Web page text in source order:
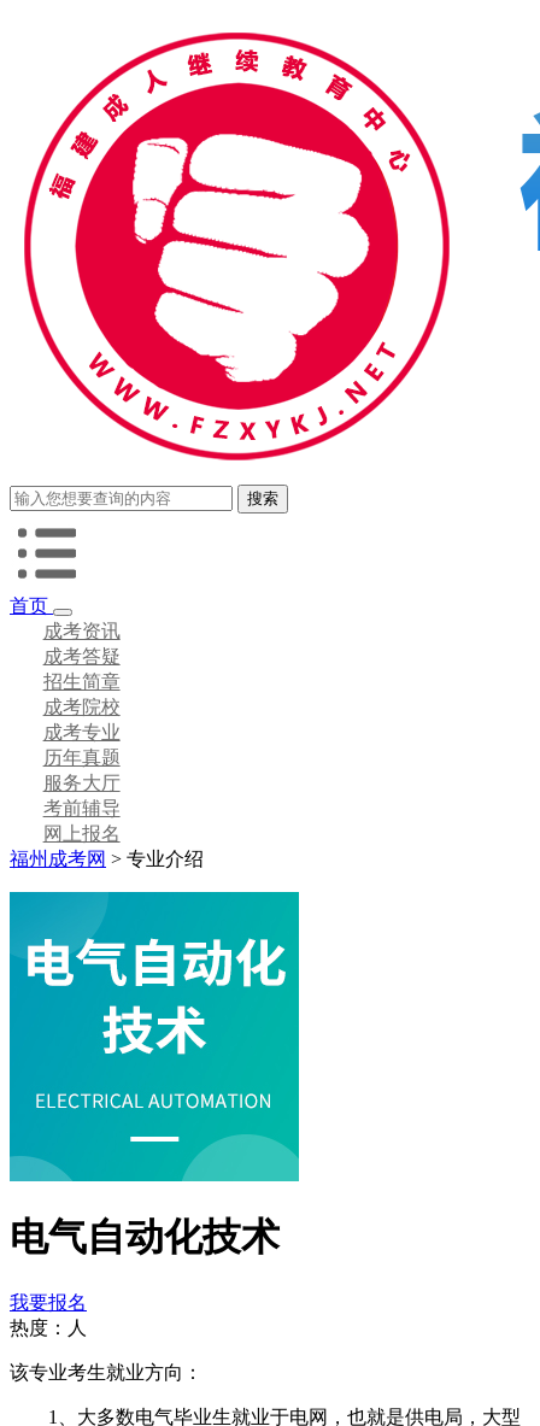
首页
成考资讯
成考答疑
招生简章
成考院校
成考专业
历年真题
服务大厅
考前辅导
网上报名
福州成考网 > 专业介绍
电气自动化技术
我要报名
热度： 人
该专业考生就业方向：
1、大多数电气毕业生就业于电网，也就是供电局，大型